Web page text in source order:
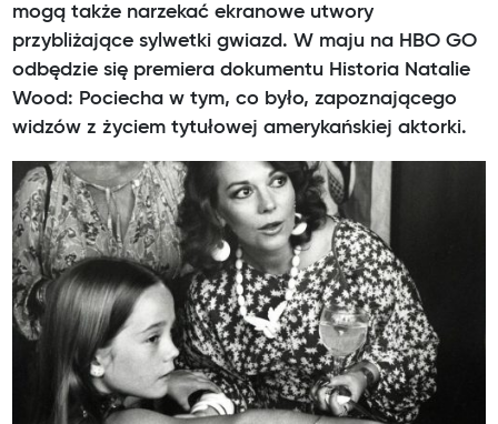
mogą także narzekać ekranowe utwory
przybliżające sylwetki gwiazd. W maju na HBO GO
odbędzie się premiera dokumentu Historia Natalie
Wood: Pociecha w tym, co było, zapoznającego
widzów z życiem tytułowej amerykańskiej aktorki.